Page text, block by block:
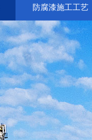
防腐漆施工工艺